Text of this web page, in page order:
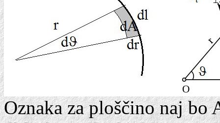
Oznaka za ploščino naj